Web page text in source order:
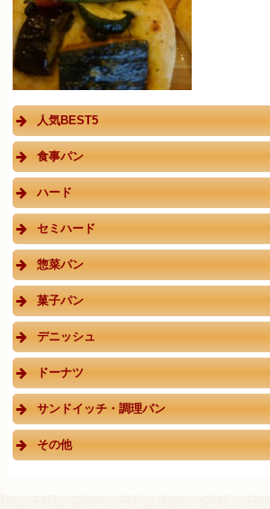
人気BEST5
食事パン
ハード
セミハード
惣菜パン
菓子パン
デニッシュ
ドーナツ
サンドイッチ・調理パン
その他